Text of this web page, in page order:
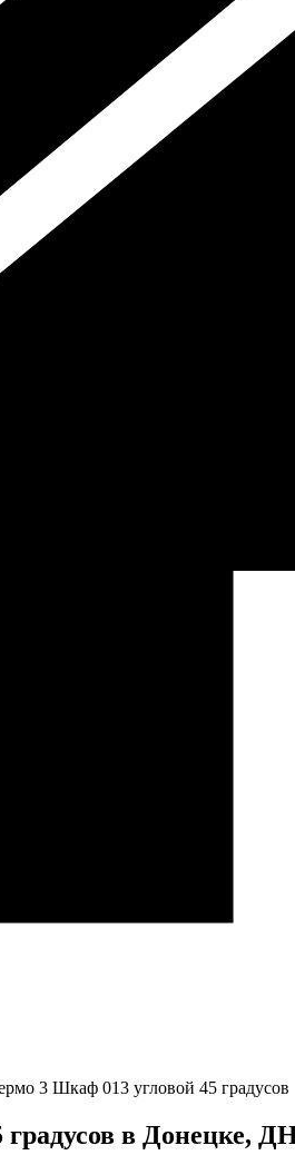
3 Шкаф 013 угловой 45 градусов
в Донецке,